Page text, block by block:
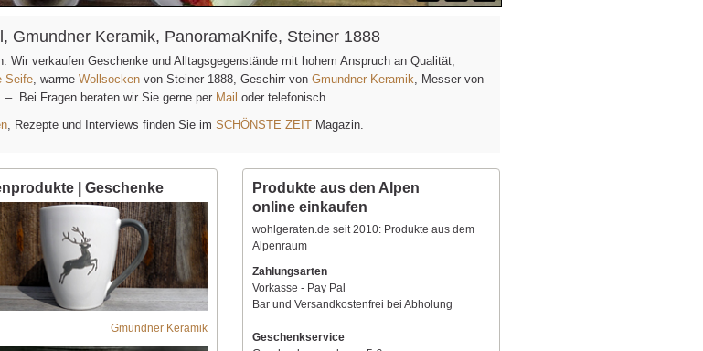
Gmundner Keramik, PanoramaKnife, Steiner 1888
Wir verkaufen Geschenke und Alltagsgegenstände mit hohem Anspruch an Qualität,
Seife, warme Wollsocken von Steiner 1888, Geschirr von Gmundner Keramik, Messer von
. – Bei Fragen beraten wir Sie gerne per Mail oder telefonisch.
, Rezepte und Interviews finden Sie im SCHÖNSTE ZEIT Magazin.
| Geschenke
Gmundner Keramik
Produkte aus den Alpen
online einkaufen
wohlgeraten.de seit 2010: Produkte aus dem
Alpenraum
Zahlungsarten
Vorkasse - Pay Pal
Bar und Versandkostenfrei bei Abholung
Geschenkservice